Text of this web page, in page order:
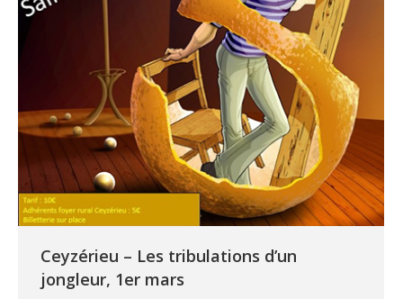
Ceyzérieu – Les tribulations d’un
jongleur, 1er mars